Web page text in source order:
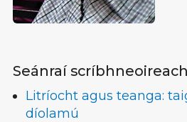
Seánraí
Litríocht agus teanga:
díolamú